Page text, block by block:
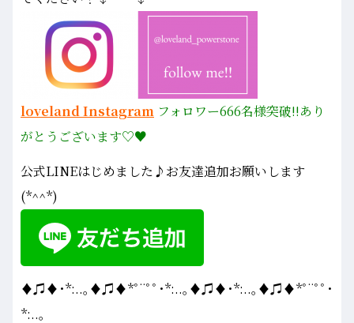
loveland Instagram フォロワー666名様突破!!あり
がとうございます♡♥
公式LINEはじめました♪お友達追加お願いします
(*^^*)
♦♫♦･*:..｡♦♫♦*ﾟ¨ﾟﾟ･*:..｡♦♫♦･*:..｡♦♫♦*ﾟ¨ﾟﾟ･
*:..｡